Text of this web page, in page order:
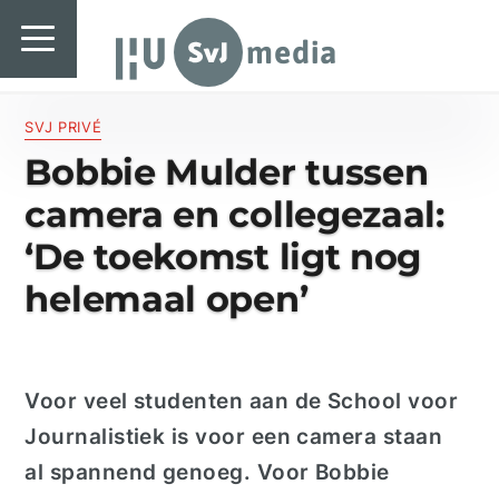
SvJ media
SVJ PRIVÉ
Bobbie Mulder tussen
camera en collegezaal:
‘De toekomst ligt nog
helemaal open’
Voor veel studenten aan de School voor
Journalistiek is voor een camera staan
al spannend genoeg. Voor Bobbie
SvJ media
Landelijk
Regionaal
Specials & International
In de praktijk
Freelancebureau
Agenda & Vacatures